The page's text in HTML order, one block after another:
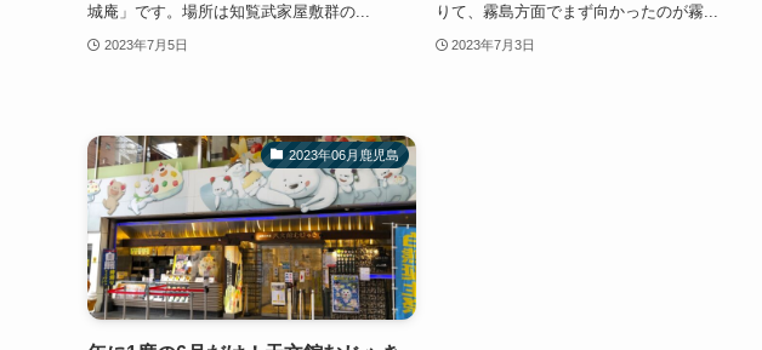
城庵」です。場所は知覧武家屋敷群の...
2023年7月5日
りて、霧島方面でまず向かったのが霧...
2023年7月3日
2023年06月鹿児島